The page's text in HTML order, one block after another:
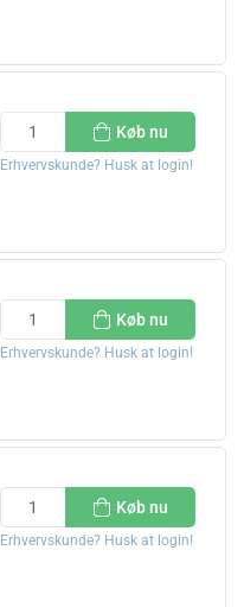
Køb nu
Erhvervskunde? Husk at login!
Køb nu
Erhvervskunde? Husk at login!
Køb nu
Erhvervskunde? Husk at login!